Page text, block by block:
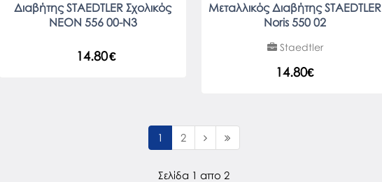
Διαβήτης STAEDTLER Σχολικός
ΝΕΟΝ 556 00-N3
14.80€
Μεταλλικός Διαβήτης STAEDTLER
Noris 550 02
Staedtler
14.80€
1 2
Σελίδα 1 απο 2